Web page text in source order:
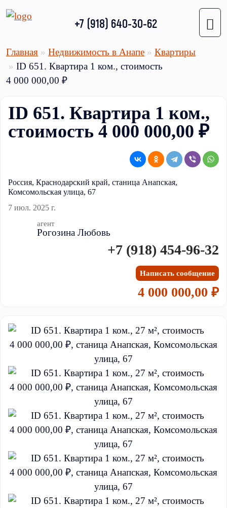
+7 (918) 640-30-62
Главная Недвижимость в Анапе
Квартиры
ID 651. Квартира 1 ком., стоимость
4 000 000,00 ₽
ID 651. Квартира 1 ком.,
стоимость 4 000 000,00 ₽
Россия, Краснодарский край, станица Анапская,
Комсомольская улица, 67
7 июл. 2025 г.
агент
Рогозина Любовь
+7 (918) 454-96-32
Написать сообщение
4 000 000,00 ₽